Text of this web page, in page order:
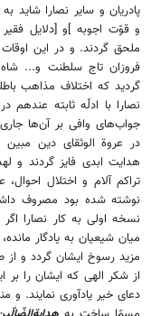
پادريان و ساير نصارا شايد
و قوّت اجوبه]و [دلايل
ملحق گردند. و در اين
فروزان تاج سلطنت و...
گرديد كه اختلاف مذاهب
نصارا با ادلّه ثابته
جواب‌هاى وافى بر آن‌ها
در عروة الوثقاى دين
هدايت ابدى فايز گردند و
تراكم آلام و اختلال
نوشته شده بود مصروف
نسخه اولى به كار نصارا
ميان شيعيان به يادگار
مزيد رسوخ ايشان گردد و از
از شكر الهى كه ايشان را
دعاى خير يادآورى نمايند. و